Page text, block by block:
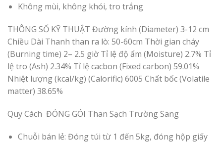
Không mùi, không khói, tro trắng
THÔNG SỐ KỸ THUẬT Đường kính (Diameter) 3-12 cm
Chiều Dài Thanh than ra lò: 50-60cm Thời gian cháy
(Burning time) 2– 2.5 giờ Tỉ lệ độ ẩm (Moisture) 2.7% Tỉ
lệ tro (Ash) 2.34% Tỉ lệ cacbon (Fixed carbon) 59.01%
Nhiệt lượng (kcal/kg) (Calorific) 6005 Chất bốc (Volatile
matter) 38.65%
Quy Cách ĐÓNG GÓI Than Sạch Trường Sang
Chuỗi bán lẻ: Đóng túi từ 1 đến 5kg, đóng hộp giấy